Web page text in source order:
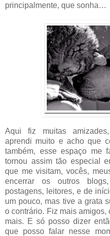
principalmente, que sonha…
Aqui fiz muitas
aprendi muito e acho que
também, esse espaço me
tornou assim tão especial
que me visitam, vocês,
encerrar os outros
postagens, leitores, e de
um pouco, mas tive a grata
o contrário. Fiz mais
mais. E só posso dizer
que posso falar nesse